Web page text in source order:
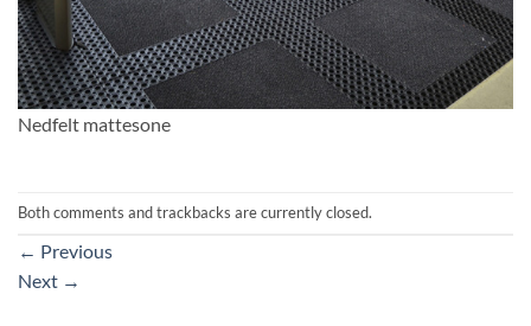
Nedfelt mattesone
Both comments and trackbacks are currently closed.
← Previous
Next →